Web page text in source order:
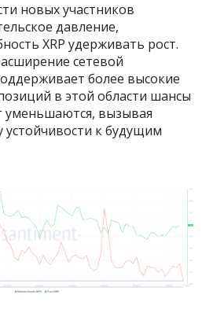
новых участников
давление,
XRP удерживать рост.
сетевой
более высокие
в этой области шансы
уменьшаются, вызывая
устойчивости к будущим